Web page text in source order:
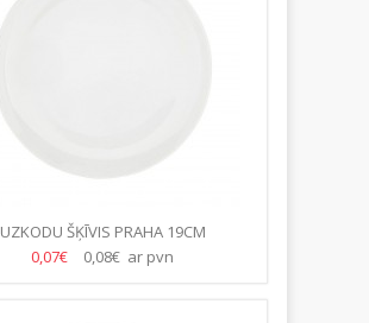
UZKODU ŠĶĪVIS PRAHA 19CM
0,07€
0,08€ ar pvn